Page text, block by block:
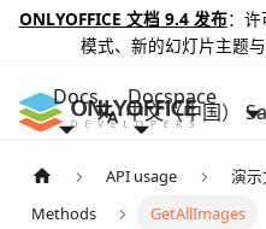
ONLYOFFICE 文档 9.4 发布：许
模式、新的幻灯片主题
Docs Docspace
中文（中国）
API usage 演示
Methods
GetAllImages